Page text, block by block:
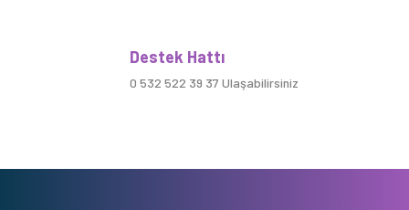
Destek Hattı
0 532 522 39 37 Ulaşabilirsiniz